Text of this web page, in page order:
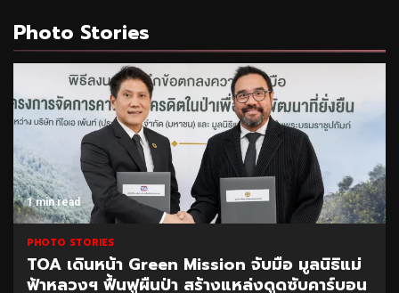
Photo Stories
1 min read
PHOTO STORIES
TOA เดินหน้า Green Mission จับมือ มูลนิธิแม่
ฟ้าหลวงฯ ฟื้นฟูผืนป่า สร้างแหล่งดูดซับคาร์บอน